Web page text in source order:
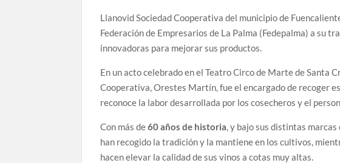
Llanovid Sociedad Cooperativa del municipio de
Federación de Empresarios de La Palma (Fedepalma) a su
innovadoras para mejorar sus productos.
En un acto celebrado en el Teatro Circo de Marte de Santa
Cooperativa, Orestes Martín, fue el encargado de recoger
reconoce la labor desarrollada por los cosecheros y el
Con más de60 años de historia, y bajo sus distintas
han recogido la tradición y la mantiene en los cultivos,
hacen elevar la calidad de sus vinos a cotas muy altas.